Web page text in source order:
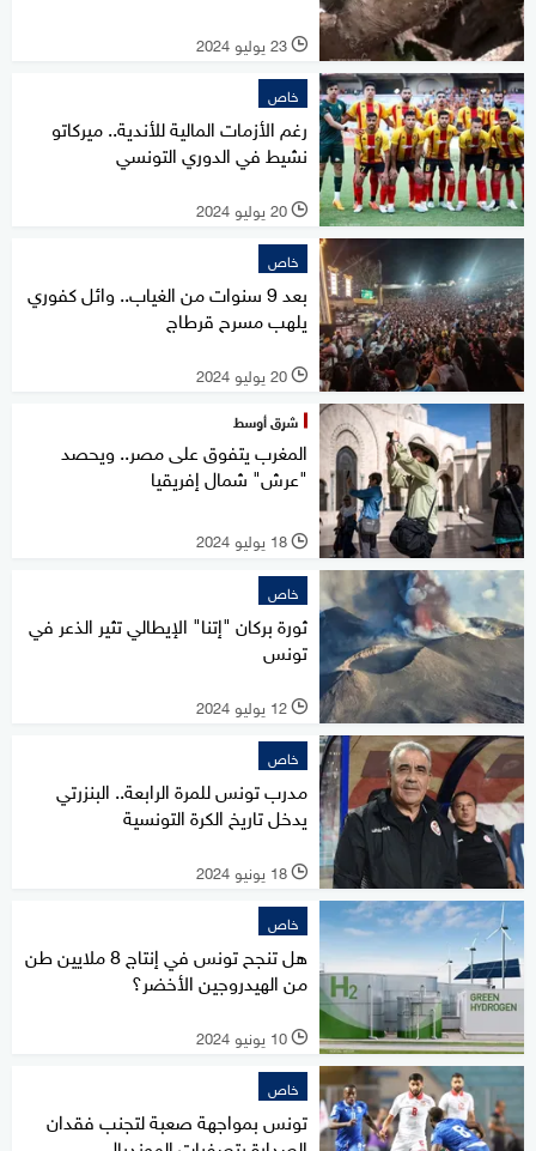
l 23 يوليو 2024
خاص
رغم الأزمات المالية للأندية.. ميركاتو
نشيط في الدوري التونسي
l 20 يوليو 2024
خاص
بعد 9 سنوات من الغياب.. وائل كفوري
يلهب مسرح قرطاج
l 20 يوليو 2024
شرق أوسط
المغرب يتفوق على مصر.. ويحصد
"عرش" شمال إفريقيا
l 18 يوليو 2024
خاص
ثورة بركان "إتنا" الإيطالي تثير الذعر في
تونس
l 12 يوليو 2024
خاص
مدرب تونس للمرة الرابعة.. البنزرتي
يدخل تاريخ الكرة التونسية
l 18 يونيو 2024
خاص
هل تنجح تونس في إنتاج 8 ملايين طن
من الهيدروجين الأخضر؟
l 10 يونيو 2024
خاص
تونس بمواجهة صعبة لتجنب فقدان